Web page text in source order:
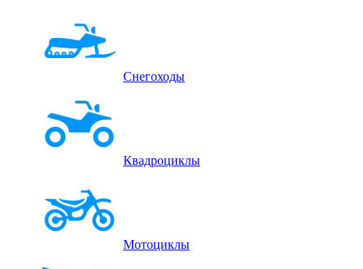
Снегоходы
Квадроциклы
Мотоциклы